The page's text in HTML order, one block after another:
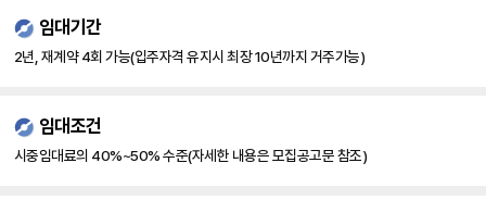
임대기간
2년, 재계약 4회 가능(입주자격 유지시 최장 10년까지 거주가능)
임대조건
시중임대료의 40%~50% 수준(자세한 내용은 모집공고문 참조)